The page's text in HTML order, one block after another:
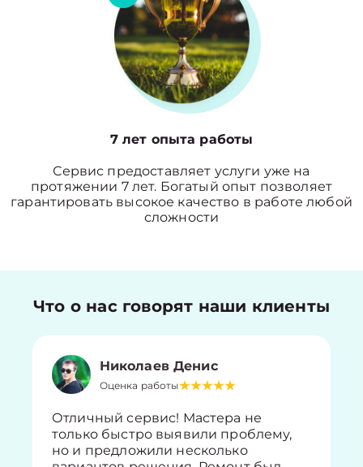
7 лет опыта работы
Сервис предоставляет услуги уже на
протяжении 7 лет. Богатый опыт позволяет
гарантировать высокое качество в работе любой
сложности
Что о нас говорят наши клиенты
Николаев Денис
Оценка работы
Отличный сервис! Мастера не
только быстро выявили проблему,
но и предложили несколько